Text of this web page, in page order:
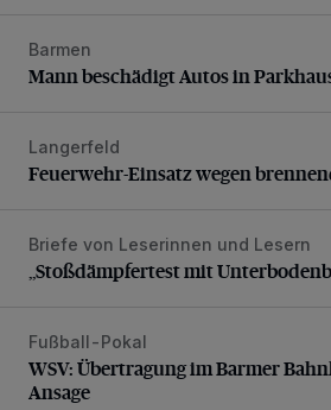
Mann beschädigt Autos in Parkhaus
Barmen
Mann beschädigt Autos in
Feuerwehr-Einsatz wegen
Langerfeld
Feuerwehr-Einsatz wegen
„Stoßdämpfertest mit
Briefe von Leserinnen und Lesern
„Stoßdämpfertest mit
WSV: Übertragung im Barmer
Fußball-Pokal
WSV: Übertragung im Barmer
Ansage